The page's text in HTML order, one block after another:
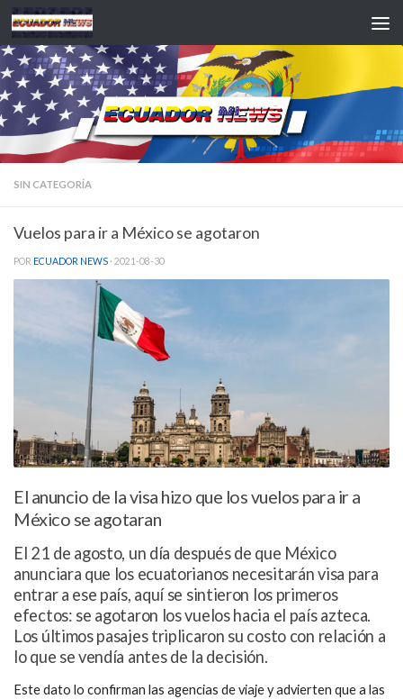
Saltar al contenido
SIN CATEGORÍA
Vuelos para ir a México se agotaron
POR ECUADOR NEWS · 2021-08-30
El anuncio de la visa hizo que los vuelos para ir a
México se agotaran
El 21 de agosto, un día después de que México
anunciara que los ecuatorianos necesitarán visa para
entrar a ese país, aquí se sintieron los primeros
efectos: se agotaron los vuelos hacia el país azteca.
Los últimos pasajes triplicaron su costo con relación a
lo que se vendía antes de la decisión.
Este dato lo confirman las agencias de viaje y advierten que a las